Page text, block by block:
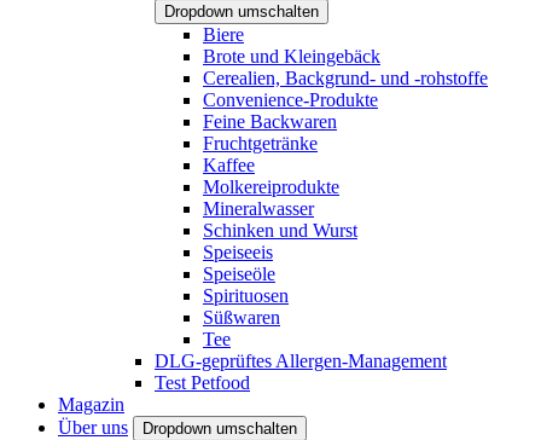
Dropdown umschalten
Biere
Brote und Kleingebäck
Cerealien, Backgrund- und -rohstoffe
Convenience-Produkte
Feine Backwaren
Fruchtgetränke
Kaffee
Molkereiprodukte
Mineralwasser
Schinken und Wurst
Speiseeis
Speiseöle
Spirituosen
Süßwaren
Tee
DLG-geprüftes Allergen-Management
Test Petfood
Magazin
Über uns
Dropdown umschalten